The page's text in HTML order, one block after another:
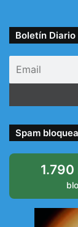
Boletín Diario
Spam